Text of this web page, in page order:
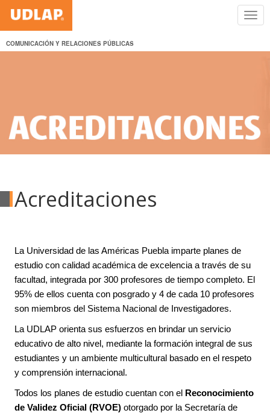
COMUNICACIÓN Y RELACIONES PÚBLICAS
Acreditaciones
La Universidad de las Américas Puebla imparte planes de
estudio con calidad académica de excelencia a través de su
facultad, integrada por 300 profesores de tiempo completo. El
95% de ellos cuenta con posgrado y 4 de cada 10 profesores
son miembros del Sistema Nacional de Investigadores.
La UDLAP orienta sus esfuerzos en brindar un servicio
educativo de alto nivel, mediante la formación integral de sus
estudiantes y un ambiente multicultural basado en el respeto
y comprensión internacional.
Todos los planes de estudio cuentan con el Reconocimiento
de Validez Oficial (RVOE) otorgado por la Secretaría de